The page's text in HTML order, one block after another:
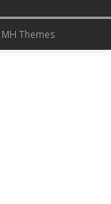
MH Themes